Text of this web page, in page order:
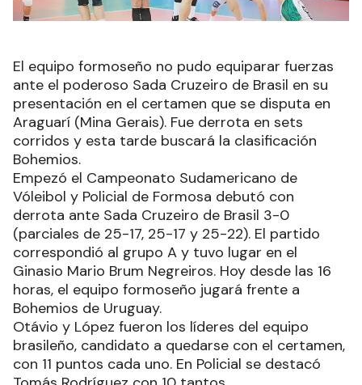
El equipo formoseño no pudo equiparar fuerzas
ante el poderoso Sada Cruzeiro de Brasil en su
presentación en el certamen que se disputa en
Araguarí (Mina Gerais). Fue derrota en sets
corridos y esta tarde buscará la clasificación
Bohemios.
Empezó el Campeonato Sudamericano de
Vóleibol y Policial de Formosa debutó con
derrota ante Sada Cruzeiro de Brasil 3-0
(parciales de 25-17, 25-17 y 25-22). El partido
correspondió al grupo A y tuvo lugar en el
Ginasio Mario Brum Negreiros. Hoy desde las 16
horas, el equipo formoseño jugará frente a
Bohemios de Uruguay.
Otávio y López fueron los líderes del equipo
brasileño, candidato a quedarse con el certamen,
con 11 puntos cada uno. En Policial se destacó